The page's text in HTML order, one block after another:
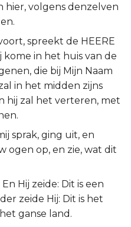
hier, volgens denzelven
spreekt de HEERE
kome in het huis van de
die bij Mijn Naam
in het midden zijns
hij zal het verteren, met
sprak, ging uit, en
ogen op, en zie, wat dit
Hij zeide: Dit is een
zeide Hij: Dit is het
ganse land.